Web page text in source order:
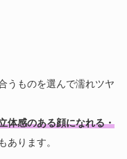
うものを選んで濡れツヤ
体感のある顔になれる・
あります。